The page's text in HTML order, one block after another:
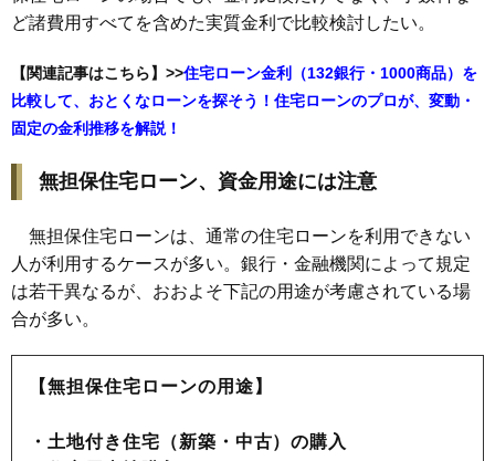
ど諸費用すべてを含めた実質金利で比較検討したい。
【関連記事はこちら】>>住宅ローン金利（132銀行・1000商品）を
比較して、おとくなローンを探そう！住宅ローンのプロが、変動・
固定の金利推移を解説！
無担保住宅ローン、資金用途には注意
無担保住宅ローンは、通常の住宅ローンを利用できない
人が利用するケースが多い。銀行・金融機関によって規定
は若干異なるが、おおよそ下記の用途が考慮されている場
合が多い。
【無担保住宅ローンの用途】
・ 土地付き住宅（新築・中古）の購入